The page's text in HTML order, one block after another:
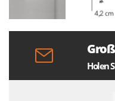
Holen